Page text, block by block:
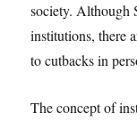
society. Although
institutions, there
to cutbacks in
The concept of